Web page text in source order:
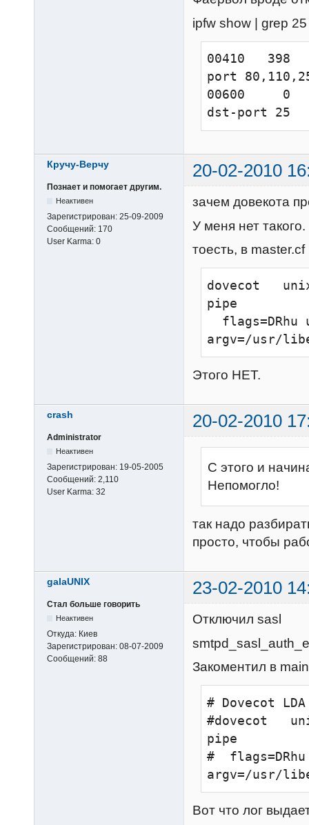
passdb sql {
  }
  userdb sql {
    args = /usr/local/etc/dovecot-sql.conf
  }
ipfw show | grep 25
00410   398
port
00600     0
dst-port 25
Кручу-Верчу 20-02-2010
Познает и помогает другим.
Неактивен
Зарегистрирован: 25-09-2009
Сообщений: 170
User Karma: 0
зачем довекота
У меня нет
тоесть, в master.cf
dovecot
pipe
argv=/usr/
Этого НЕТ.
crash 20-02-2010
Administrator
Неактивен
Зарегистрирован: 19-05-2005
Сообщений: 2,110
User Karma: 32
С этого и
Непомогло!
так надо
просто, чтобы
galaUNIX 23-02-2010
Стал больше говорить
Неактивен
Откуда: Киев
Зарегистрирован: 08-07-2009
Сообщений: 88
Отключил sasl
Закоментил в
# Dovecot LDA
#dovecot
pipe
#
argv=/usr/
Вот что лог